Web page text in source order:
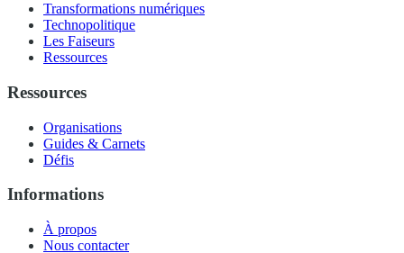
Transformations numériques
Technopolitique
Les Faiseurs
Ressources
Ressources
Organisations
Guides & Carnets
Défis
Informations
À propos
Nous contacter